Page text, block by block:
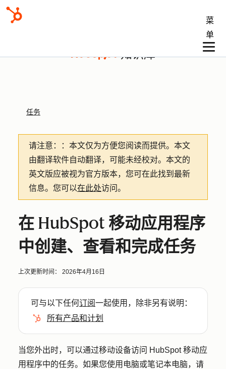
菜
单
知识库
任务
请注意： ：本文仅为方便您阅读而提供。 本文
由翻译软件自动翻译，可能未经校对。本文的
英文版应被视为官方版本，您可在此找到最新
信息。您可以在此处访问。
在 HubSpot 移动应用程序
中创建、查看和完成任务
上次更新时间： 2026年4月16日
可与以下任何订阅一起使用，除非另有说明：
所有产品和计划
当您外出时，可以通过移动设备访问 HubSpot 移动应
用程序中的任务。如果您使用电脑或笔记本电脑，请